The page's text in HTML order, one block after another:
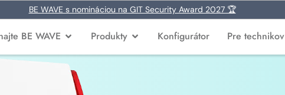
BE WAVE s nomináciou na GIT Security Award 2027 🏆
BE WAVE Produkty Konfigurátor Pre technikov